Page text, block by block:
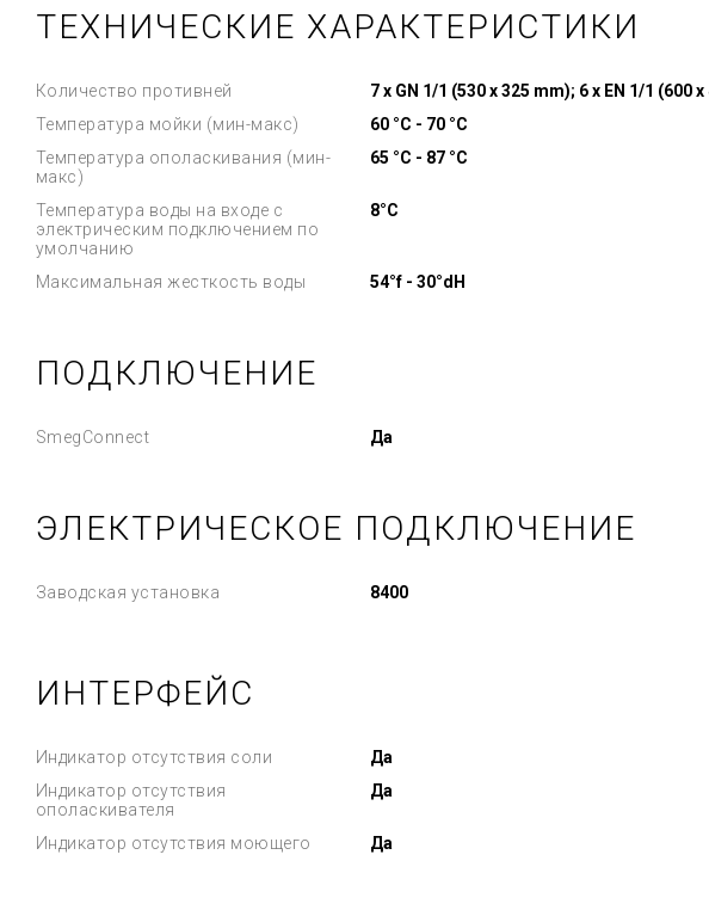
ТЕХНИЧЕСКИЕ ХАРАКТЕРИСТИКИ
Количество противней
7 x GN 1/1 (530 x 325 mm); 6 x EN 1/1 (600
Температура мойки (мин-макс)
60 °C - 70 °C
Температура ополаскивания (мин-
макс)
65 °C - 87 °C
Температура воды на входе с
электрическим подключением по
умолчанию
8°C
Максимальная жесткость воды 54°f - 30°dH
ПОДКЛЮЧЕНИЕ
SmegConnect Да
ЭЛЕКТРИЧЕСКОЕ ПОДКЛЮЧЕНИЕ
Заводская установка 8400
ИНТЕРФЕЙС
Индикатор отсутствия соли
Да
Индикатор отсутствия
ополаскивателя
Да
Индикатор отсутствия моющего Да